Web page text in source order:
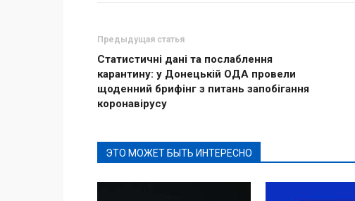
Предыдущая статья
Статистичні дані та послаблення
карантину: у Донецькій ОДА провели
щоденний брифінг з питань запобігання
коронавірусу
ЭТО МОЖЕТ БЫТЬ ИНТЕРЕСНО